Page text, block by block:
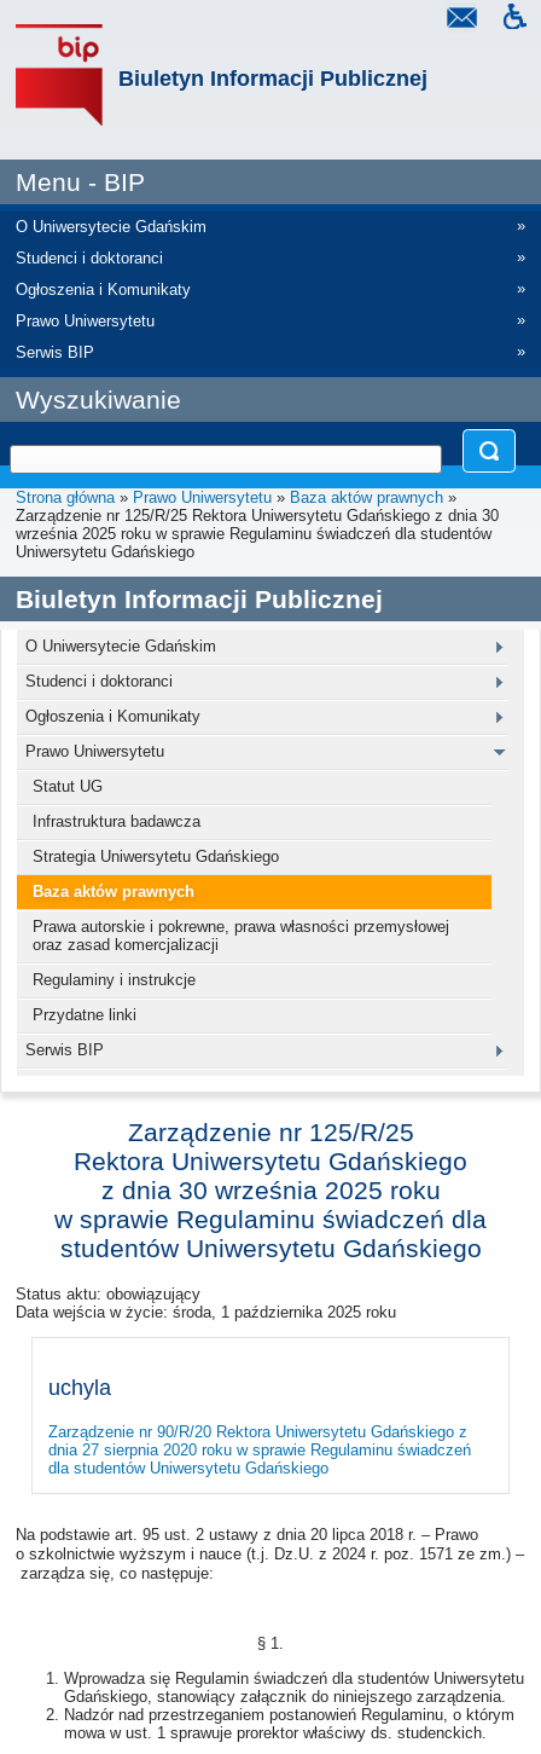
Biuletyn Informacji Publicznej
Menu - BIP
O Uniwersytecie Gdańskim
»
Studenci i doktoranci
»
Ogłoszenia i Komunikaty
»
Prawo Uniwersytetu
»
Serwis BIP
»
Wyszukiwanie
Strona główna» Prawo Uniwersytetu » Baza aktów prawnych »
Zarządzenie nr 125/R/25 Rektora Uniwersytetu Gdańskiego z dnia 30
września 2025 roku w sprawie Regulaminu świadczeń dla studentów
Uniwersytetu Gdańskiego
Biuletyn Informacji Publicznej
O Uniwersytecie Gdańskim
Studenci i doktoranci
Ogłoszenia i Komunikaty
Prawo Uniwersytetu
Statut UG
Infrastruktura badawcza
Strategia Uniwersytetu Gdańskiego
Baza aktów prawnych
Prawa autorskie i pokrewne, prawa własności przemysłowej
oraz zasad komercjalizacji
Regulaminy i instrukcje
Przydatne linki
Serwis BIP
Zarządzenie nr 125/R/25
Rektora Uniwersytetu Gdańskiego
z dnia 30 września 2025 roku
w sprawie Regulaminu świadczeń dla
studentów Uniwersytetu Gdańskiego
Status aktu: obowiązujący
Data wejścia w życie: środa, 1 października 2025 roku
uchyla
Zarządzenie nr 90/R/20 Rektora Uniwersytetu Gdańskiego z
dnia 27 sierpnia 2020 roku w sprawie Regulaminu świadczeń
dla studentów Uniwersytetu Gdańskiego
Na podstawie art. 95 ust. 2 ustawy z dnia 20 lipca 2018 r. – Prawo
o szkolnictwie wyższym i nauce (t.j. Dz.U. z 2024 r. poz. 1571 ze zm.) –
zarządza się, co następuje:
§ 1.
Wprowadza się Regulamin świadczeń dla studentów Uniwersytetu
Gdańskiego, stanowiący załącznik do niniejszego zarządzenia.
Nadzór nad przestrzeganiem postanowień Regulaminu, o którym
mowa w ust. 1 sprawuje prorektor właściwy ds. studenckich.